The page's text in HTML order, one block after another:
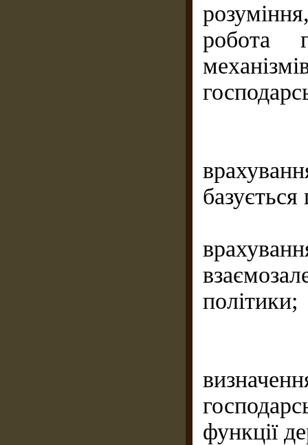
робота
політики;
функції